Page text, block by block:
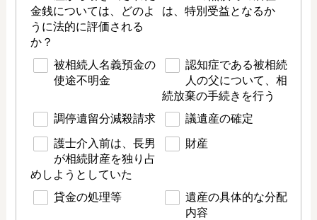
金銭については、どのよ
うに法的に評価される
か？
は、特別受益となるか
被相続人名義預金の
使途不明金
認知症である被相続
人の父について、相
続放棄の手続きを行う
調停遺留分減殺請求
議遺産の確定
護士介入前は、長男
が相続財産を独り占
めしようとしていた
財産
貸金の処理等
遺産の具体的な分配
内容